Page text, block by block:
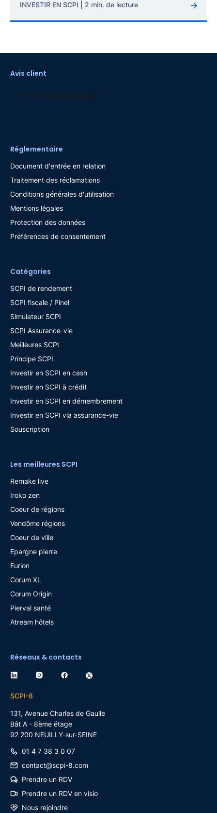
INVESTIR EN SCPI | 2 min. de lecture
Avis client
Réglementaire
Document d'entrée en relation
Traitement des réclamations
Conditions générales d'utilisation
Mentions légales
Protection des données
Préférences de consentement
Catégories
SCPI de rendement
SCPI fiscale / Pinel
Simulateur SCPI
SCPI Assurance-vie
Meilleures SCPI
Principe SCPI
Investir en SCPI en cash
Investir en SCPI à crédit
Investir en SCPI en démembrement
Investir en SCPI via assurance-vie
Souscription
Les meilleures SCPI
Remake live
Iroko zen
Coeur de régions
Vendôme régions
Coeur de ville
Epargne pierre
Eurion
Corum XL
Corum Origin
Pierval santé
Atream hôtels
Réseaux & contacts
SCPI-8
131, Avenue Charles de Gaulle
Bât A - 8ème étage
92 200 NEUILLY-sur-SEINE
01 4 7 38 3 0 07
contact@scpi-8.com
Prendre un RDV
Prendre un RDV en visio
Nous rejoindre